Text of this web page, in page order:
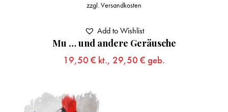
Mu … und andere Geräusche
19,50 € kt., 29,50 € geb.
zzgl.Versandkosten
Add to Wishlist